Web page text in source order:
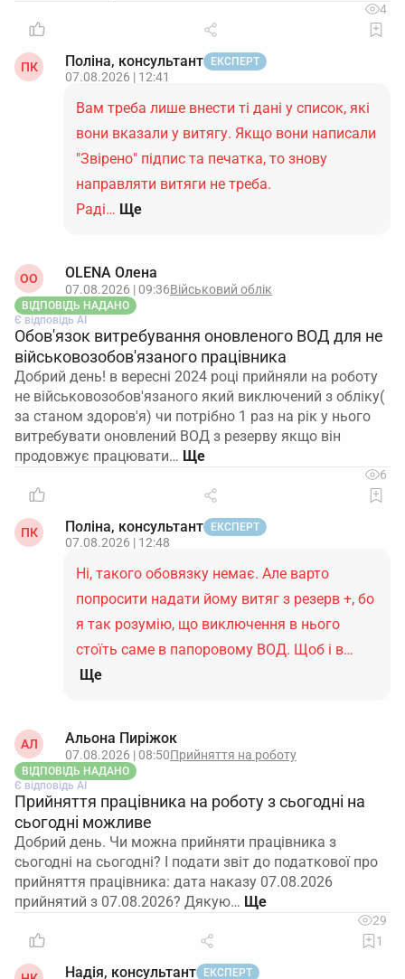
4
ПК Поліна, консультант ЕКСПЕРТ
07.08.2026 | 12:41
Вам треба лише внести ті дані у список, які
вони вказали у витягу. Якщо вони написали
"Звірено" підпис та печатка, то знову
направляти витяги не треба.
Раді… Ще
ОO OLENA Олена
07.08.2026 | 09:36Військовий облік
ВІДПОВІДЬ НАДАНО
Є відповідь АІ
Обов'язок витребування оновленого ВОД для не
військовозобов'язаного працівника
Добрий день! в вересні 2024 році прийняли на роботу
не військовозобов'язаного який виключений з обліку(
за станом здоров'я) чи потрібно 1 раз на рік у нього
витребувати оновлений ВОД з резерву якщо він
продовжує працювати…
6
ПК Поліна, консультант ЕКСПЕРТ
07.08.2026 | 12:48
Ні, такого обовязку немає. Але варто
попросити надати йому витяг з резерв +, бо
я так розумію, що виключення в нього
стоїть саме в папоровому ВОД. Щоб і в…
Ще
АЛ Альона Пиріжок
07.08.2026 | 08:50Прийняття на роботу
ВІДПОВІДЬ НАДАНО
Є відповідь АІ
Прийняття працівника на роботу з сьогодні на
сьогодні можливе
Добрий день. Чи можна прийняти працівника з
сьогодні на сьогодні? І подати звіт до податкової про
прийняття працівника: дата наказу 07.08.2026
прийнятий з 07.08.2026? Дякую…
29
1
Надія, консультант ЕКСПЕРТ